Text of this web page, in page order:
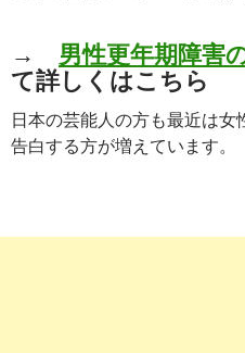
→ 男性更年期障害
て詳しくはこちら
日本の芸能人の方も最近は
告白する方が増えています。